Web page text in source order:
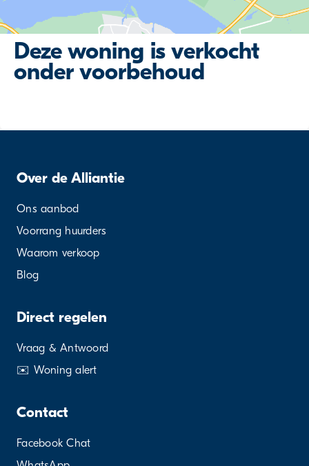
Deze woning is verkocht
onder voorbehoud
Over de Alliantie
Ons aanbod
Voorrang huurders
Waarom verkoop
Blog
Direct regelen
Vraag & Antwoord
✉️ Woning alert
Contact
Facebook Chat